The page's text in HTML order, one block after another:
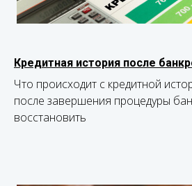
Кредитная история после
Что происходит с кредитной
после завершения процедуры
восстановить